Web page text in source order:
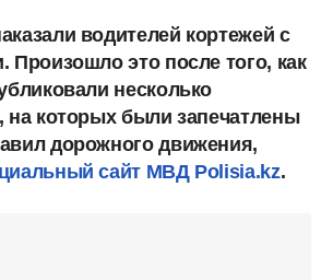
водителей кортежей с
Произошло это после того, как
несколько
на которых были запечатлены
дорожного движения,
сайт МВД Polisia.kz.